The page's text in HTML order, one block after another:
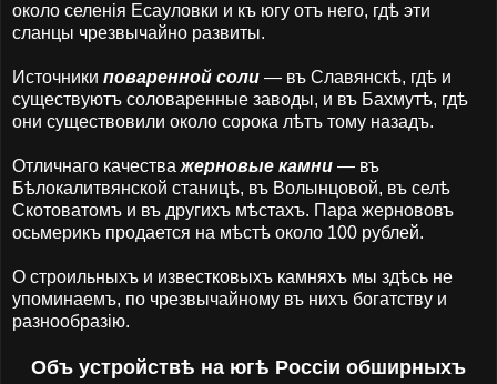
около селенія Есауловки и къ югу отъ него, гдѣ эти
сланцы чрезвычайно развиты.
Источники поваренной соли — въ Славянскѣ, гдѣ и
существуютъ соловаренные заводы, и въ Бахмутѣ, гдѣ
они существовили около сорока лѣтъ тому назадъ.
Отличнаго качества жерновые камни — въ
Бѣлокалитвянской станицѣ, въ Волынцовой, въ селѣ
Скотоватомъ и въ другихъ мѣстахъ. Пара жернововъ
осьмерикъ продается на мѣстѣ около 100 рублей.
О строильныхъ и известковыхъ камняхъ мы здѣсь не
упоминаемъ, по чрезвычайному въ нихъ богатству и
разнообразію.
Объ устройствѣ на югѣ Россіи обширныхъ